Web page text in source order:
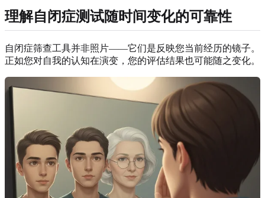
理解自闭症测试随时间变化的可靠性
自闭症筛查工具并非照片——它们是反映您当前经历的镜子。
正如您对自我的认知在演变，您的评估结果也可能随之变化。